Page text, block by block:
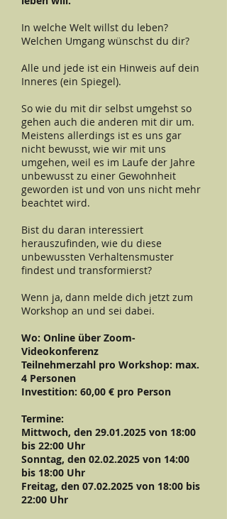
In welche Welt willst du leben?
Welchen Umgang wünschst du dir?
Alle und jede ist ein Hinweis auf dein
Inneres (ein Spiegel).
So wie du mit dir selbst umgehst so
gehen auch die anderen mit dir um.
Meistens allerdings ist es uns gar
nicht bewusst, wie wir mit uns
umgehen, weil es im Laufe der Jahre
unbewusst zu einer Gewohnheit
geworden ist und von uns nicht mehr
beachtet wird.
Bist du daran interessiert
herauszufinden, wie du diese
unbewussten Verhaltensmuster
findest und transformierst?
Wenn ja, dann melde dich jetzt zum
Workshop an und sei dabei.
Wo: Online über Zoom-
Videokonferenz
Teilnehmerzahl pro Workshop: max.
4 Personen
Investition: 60,00 € pro Person
Termine:
Mittwoch, den 29.01.2025 von 18:00
bis 22:00 Uhr
Sonntag, den 02.02.2025 von 14:00
bis 18:00 Uhr
Freitag, den 07.02.2025 von 18:00 bis
22:00 Uhr